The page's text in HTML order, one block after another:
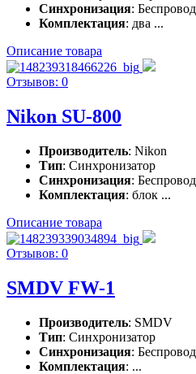
Синхронизация:
Комплектация: два ...
Описание товара
Отзывов: 0
Nikon SU-800
Производитель: Nikon
Тип: Синхронизатор
Синхронизация:
Комплектация: блок ...
Описание товара
Отзывов: 0
SMDV FW-1
Производитель: SMDV
Тип: Синхронизатор
Синхронизация:
Комплектация: ...